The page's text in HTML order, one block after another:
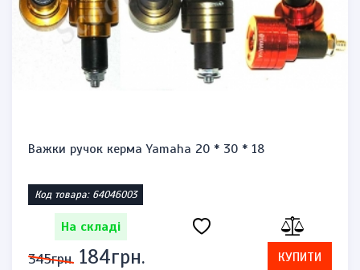
Запальничка бензинова тип zippo "Honda st1300"
Код товара: 1471864623
На складі
575грн. 276грн. КУПИТИ